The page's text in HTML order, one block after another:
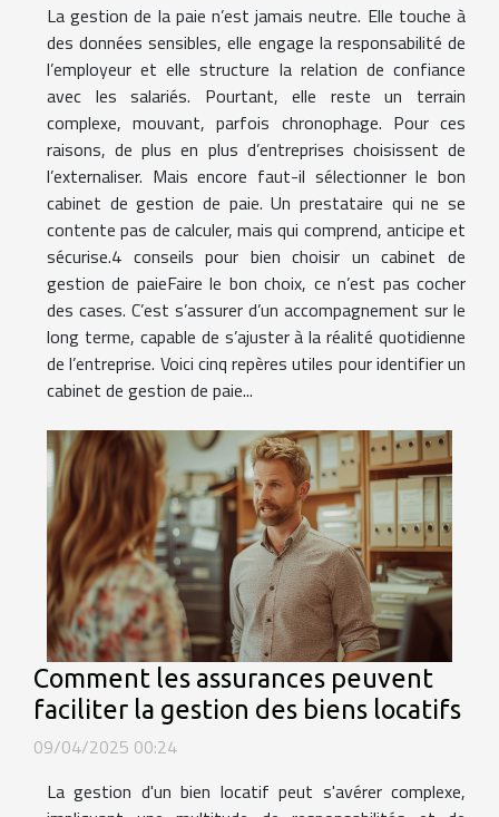
La gestion de la paie n’est jamais neutre. Elle touche à
des données sensibles, elle engage la responsabilité de
l’employeur et elle structure la relation de confiance
avec les salariés. Pourtant, elle reste un terrain
complexe, mouvant, parfois chronophage. Pour ces
raisons, de plus en plus d’entreprises choisissent de
l’externaliser. Mais encore faut-il sélectionner le bon
cabinet de gestion de paie. Un prestataire qui ne se
contente pas de calculer, mais qui comprend, anticipe et
sécurise.4 conseils pour bien choisir un cabinet de
gestion de paieFaire le bon choix, ce n’est pas cocher
des cases. C’est s’assurer d’un accompagnement sur le
long terme, capable de s’ajuster à la réalité quotidienne
de l’entreprise. Voici cinq repères utiles pour identifier un
cabinet de gestion de paie...
Comment les assurances peuvent
faciliter la gestion des biens locatifs
09/04/2025 00:24
La gestion d'un bien locatif peut s'avérer complexe,